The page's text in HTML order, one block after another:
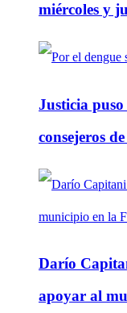
miércoles y
Justicia
consejeros
Darío
apoyar al